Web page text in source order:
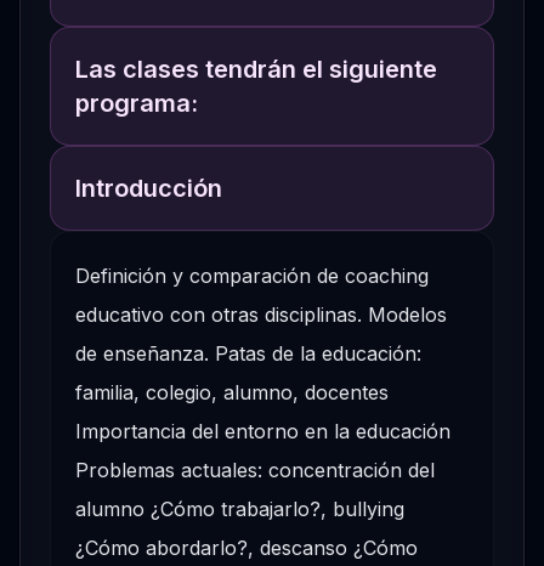
Las clases tendrán el siguiente
programa: ​
Introducción
Definición y comparación de coaching
educativo con otras disciplinas. Modelos
de enseñanza. Patas de la educación:
familia, colegio, alumno, docentes
Importancia del entorno en la educación
Problemas actuales: concentración del
alumno ¿Cómo trabajarlo?, bullying
¿Cómo abordarlo?, descanso ¿Cómo